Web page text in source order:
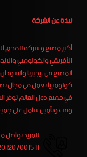
نبذة عن الشركة
أكبر مصنع و شركة للفحم
الأفريقي والكولومبي
المصنع فى نيجيريا
في جميع دول العالم توفر
وقت وتأمين شامل على
للمزيد تواصل